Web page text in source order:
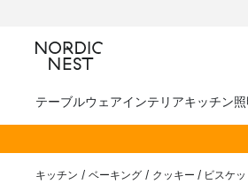
テーブルウェアインテリアキッチン
キッチン / ベーキング / クッキー / ビスケ